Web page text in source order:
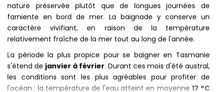
nature préservée plutôt que de longues journées de
farniente en bord de mer. La baignade y conserve un
caractère vivifiant, en raison de la température
relativement fraîche de la mer tout au long de l'année.
La période la plus propice pour se baigner en Tasmanie
s'étend de janvier à février. Durant ces mois d'été austral,
les conditions sont les plus agréables pour profiter de
l'océan : la température de l'eau atteint en moyenne 17 °C